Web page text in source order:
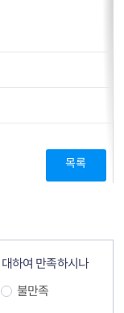
목록
하여 만족하시나
불만족